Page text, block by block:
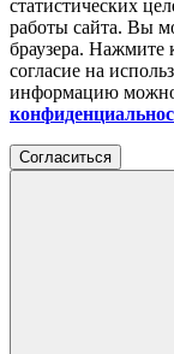
статистических
работы сайта. Вы
браузера. Нажмите
согласие на
информацию
Согласиться